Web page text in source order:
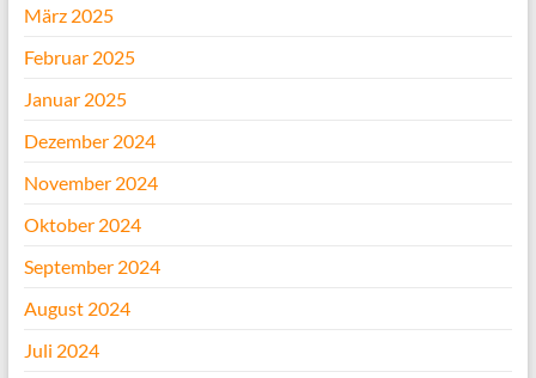
März 2025
Februar 2025
Januar 2025
Dezember 2024
November 2024
Oktober 2024
September 2024
August 2024
Juli 2024